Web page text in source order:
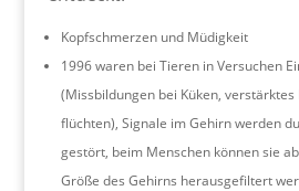
Kopfschmerzen und Müdigkeit
1996 waren bei Tieren in Versuchen
(Missbildungen bei Küken,
flüchten), Signale im Gehirn werden
gestört, beim Menschen können sie
Größe des Gehirns herausgefiltert